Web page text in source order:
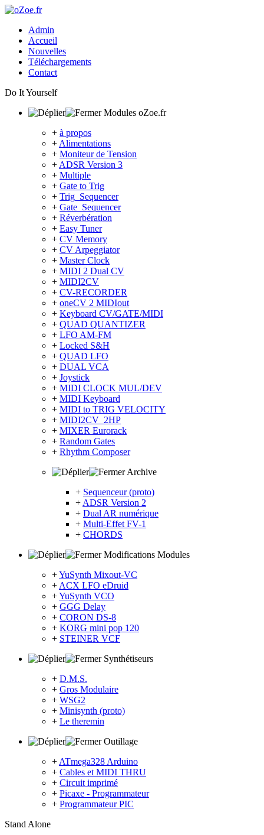
Admin
Accueil
Nouvelles
Téléchargements
Contact
Do It Yourself
Modules oZoe.fr
+ à propos
+ Alimentations
+ Moniteur de Tension
+ ADSR Version 3
+ Multiple
+ Gate to Trig
+ Trig_Sequencer
+ Gate_Sequencer
+ Réverbération
+ Easy Tuner
+ CV Memory
+ CV Arpeggiator
+ Master Clock
+ MIDI 2 Dual CV
+ MIDI2CV
+ CV-RECORDER
+ oneCV 2 MIDIout
+ Keyboard CV/GATE/MIDI
+ QUAD QUANTIZER
+ LFO AM-FM
+ Locked S&H
+ QUAD LFO
+ DUAL VCA
+ Joystick
+ MIDI CLOCK MUL/DEV
+ MIDI Keyboard
+ MIDI to TRIG VELOCITY
+ MIDI2CV_2HP
+ MIXER Eurorack
+ Random Gates
+ Rhythm Composer
Archive
+ Sequenceur (proto)
+ ADSR Version 2
+ Dual AR numérique
+ Multi-Effet FV-1
+ CHORDS
Modifications Modules
+YuSynth Mixout-VC
+ ACX LFO eDruid
+YuSynth VCO
+ GGG Delay
+ CORON DS-8
+ KORG mini pop 120
+ STEINER VCF
Synthétiseurs
+ D.M.S.
+ Gros Modulaire
+ WSG2
+ Minisynth (proto)
+ Le theremin
Outillage
+ ATmega328 Arduino
+ Cables et MIDI THRU
+ Circuit imprimé
+ Picaxe - Programmateur
+ Programmateur PIC
Stand Alone